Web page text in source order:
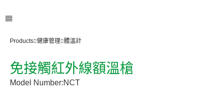
Products 健康管理 體溫計
免接觸紅外線額溫槍
Model Number:NCT